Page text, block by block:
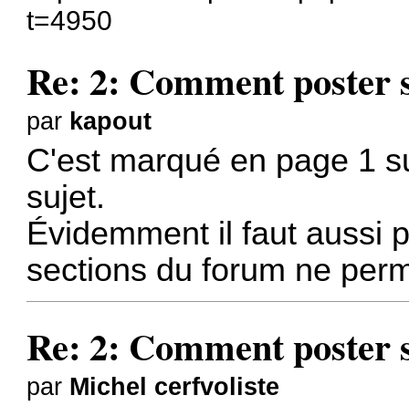
t=4950
Re: 2: Comment poster
par kapout
C'est marqué en page 1
sujet.
Évidemment il faut aussi
sections du forum ne
Re: 2: Comment poster
par Michel cerfvoliste